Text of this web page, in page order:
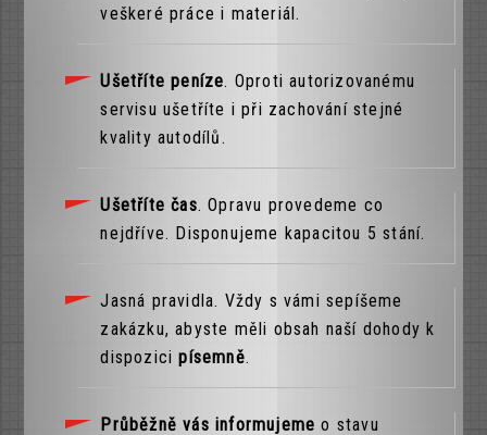
veškeré práce i materiál.
Ušetříte peníze. Oproti autorizovanému
servisu ušetříte i při zachování stejné
kvality autodílů.
Ušetříte čas. Opravu provedeme co
nejdříve. Disponujeme kapacitou 5 stání.
Jasná pravidla. Vždy s vámi sepíšeme
zakázku, abyste měli obsah naší dohody k
dispozicipísemně.
Průběžně vás informujeme o stavu